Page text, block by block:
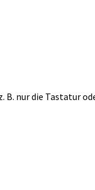
nur die Tastatur